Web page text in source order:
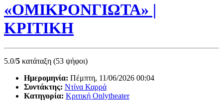
«ΟΜΙΚΡΟΝΓΙΩΤΑ» |
ΚΡΙΤΙΚΗ
5.0/5 κατάταξη (53 ψήφοι)
Ημερομηνία: Πέμπτη, 11/06/2026 00:04
Συντάκτης: Ντίνα Καρρά
Κατηγορία: Κριτική Onlytheater